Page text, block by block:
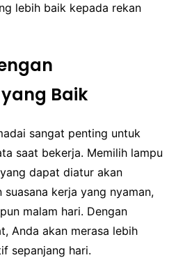
lebih baik kepada rekan
Baik
sangat penting untuk
saat bekerja. Memilih lampu
dapat diatur akan
kerja yang nyaman,
malam hari. Dengan
Anda akan merasa lebih
sepanjang hari.